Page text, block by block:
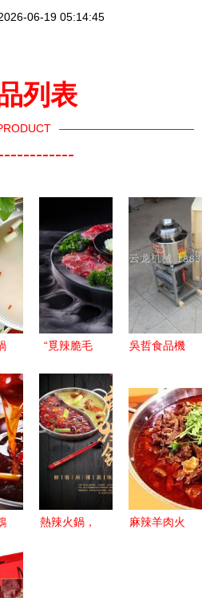
06-19 05:14:45
列表
“覓辣脆毛
盟 如何以
特色飲品矩
陣引爆餐
桌，創造盈
利新增長點
吳哲食品機
魚丸加工的
專業伙伴
熱辣火鍋，
麻辣羊肉火